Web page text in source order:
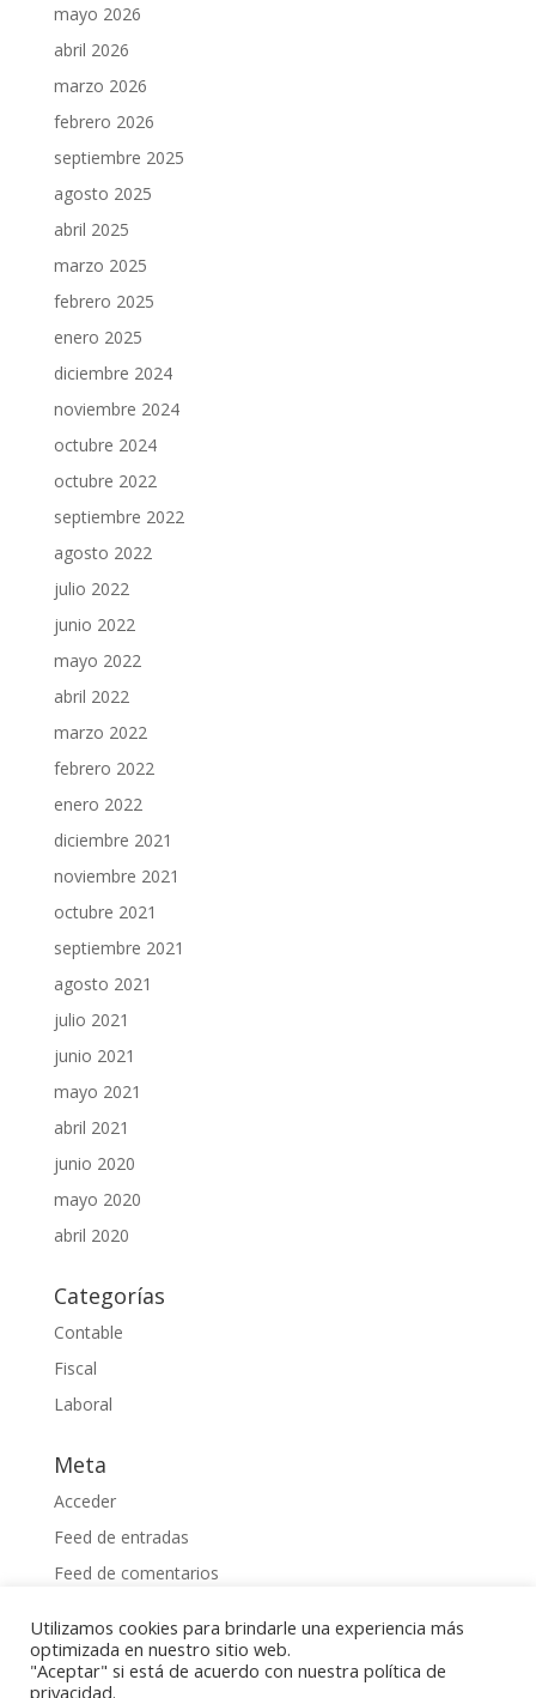
mayo 2026
abril 2026
marzo 2026
febrero 2026
septiembre 2025
agosto 2025
abril 2025
marzo 2025
febrero 2025
enero 2025
diciembre 2024
noviembre 2024
octubre 2024
octubre 2022
septiembre 2022
agosto 2022
julio 2022
junio 2022
mayo 2022
abril 2022
marzo 2022
febrero 2022
enero 2022
diciembre 2021
noviembre 2021
octubre 2021
septiembre 2021
agosto 2021
julio 2021
junio 2021
mayo 2021
abril 2021
junio 2020
mayo 2020
abril 2020
Categorías
Contable
Fiscal
Laboral
Meta
Acceder
Feed de entradas
Feed de comentarios
Utilizamos cookies para brindarle una experiencia más
optimizada en nuestro sitio web.
"Aceptar" si está de acuerdo con nuestra política de
privacidad.